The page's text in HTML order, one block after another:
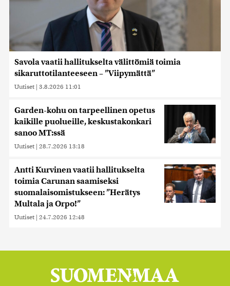
Savola vaatii hallitukselta välittömiä toimia
sikaruttotilanteeseen – ”Viipymättä”
Uutiset | 3.8.2026 11:01
Garden-kohu on tarpeellinen opetus
kaikille puolueille, keskustakonkari
sanoo MT:ssä
Uutiset | 28.7.2026 13:18
Antti Kurvinen vaatii hallitukselta
toimia Carunan saamiseksi
suomalaisomistukseen: ”Herätys
Multala ja Orpo!”
Uutiset | 24.7.2026 12:48